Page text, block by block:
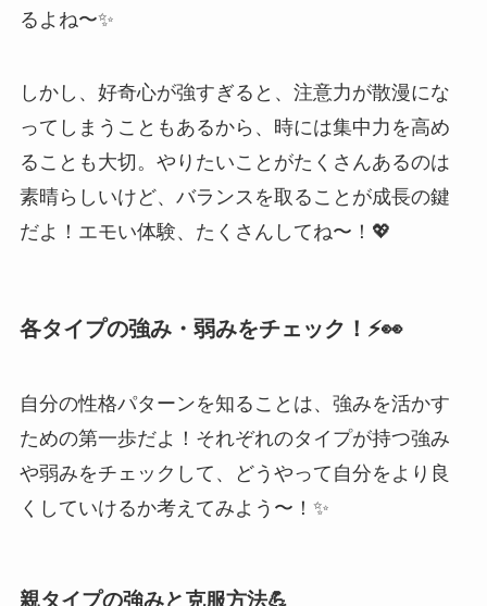
るよね〜✨
しかし、好奇心が強すぎると、注意力が散漫にな
ってしまうこともあるから、時には集中力を高め
ることも大切。やりたいことがたくさんあるのは
素晴らしいけど、バランスを取ることが成長の鍵
だよ！エモい体験、たくさんしてね〜！💖
各タイプの強み・弱みをチェック！⚡️👀
自分の性格パターンを知ることは、強みを活かす
ための第一歩だよ！それぞれのタイプが持つ強み
や弱みをチェックして、どうやって自分をより良
くしていけるか考えてみよう〜！✨
親タイプの強みと克服方法💪